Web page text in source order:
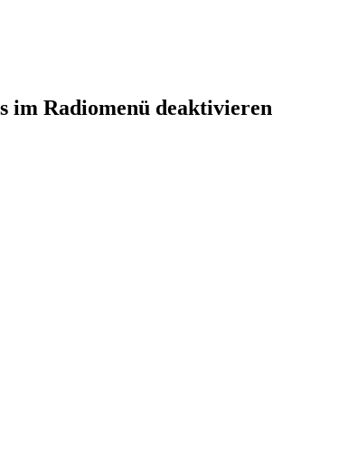
im Radiomenü deaktivieren